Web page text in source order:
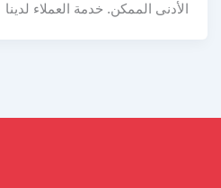
الأدنى الممكن. خدمة العملاء لدينا